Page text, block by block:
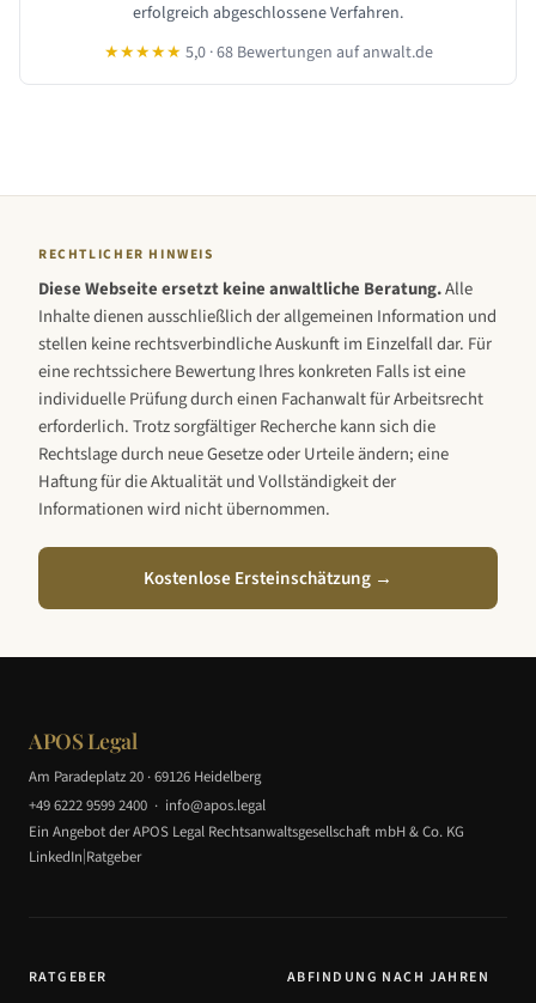
erfolgreich abgeschlossene Verfahren.
★★★★★ 5,0 · 68 Bewertungen auf anwalt.de
RECHTLICHER HINWEIS
Diese Webseite ersetzt keine anwaltliche Beratung.Alle
Inhalte dienen ausschließlich der allgemeinen Information und
stellen keine rechtsverbindliche Auskunft im Einzelfall dar. Für
eine rechtssichere Bewertung Ihres konkreten Falls ist eine
individuelle Prüfung durch einen Fachanwalt für Arbeitsrecht
erforderlich. Trotz sorgfältiger Recherche kann sich die
Rechtslage durch neue Gesetze oder Urteile ändern; eine
Haftung für die Aktualität und Vollständigkeit der
Informationen wird nicht übernommen.
Kostenlose Ersteinschätzung →
APOS Legal
Am Paradeplatz 20 · 69126 Heidelberg
+49 6222 9599 2400 · info@apos.legal
Ein Angebot der APOS Legal Rechtsanwaltsgesellschaft mbH & Co. KG
LinkedIn|Ratgeber
RATGEBER ABFINDUNG NACH JAHREN